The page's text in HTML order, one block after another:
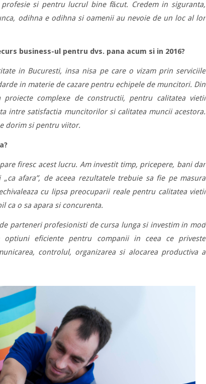
si pentru lucrul bine făcut. Credem in siguranta,
odihna e odihna si oamenii au nevoie de un loc al lor
business-ul pentru dvs. pana acum si in 2016?
in Bucuresti, insa nisa pe care o vizam prin serviciile
in materie de cazare pentru echipele de muncitori. Din
complexe de constructii, pentru calitatea vietii
intre satisfactia muncitorilor si calitatea muncii acestora.
dorim si pentru viitor.
firesc acest lucru. Am investit timp, pricepere, bani dar
afara”, de aceea rezultatele trebuie sa fie pe masura
cu lipsa preocuparii reale pentru calitatea vietii
ca o sa apara si concurenta.
parteneri profesionisti de cursa lunga si investim in mod
eficiente pentru companii in ceea ce priveste
controlul, organizarea si alocarea productiva a